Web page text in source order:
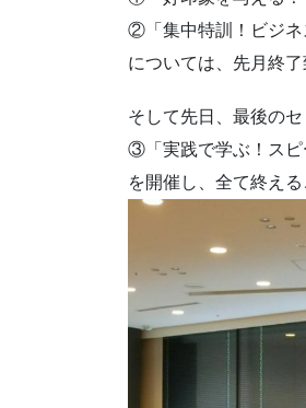
②「集中特訓！ビジネ
については、先月終了
そして先日、最後の
③「実践で学ぶ！スピ
を開催し、全て終える